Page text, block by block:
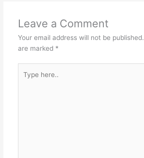
Leave a Comment
Your email address will not be published.
are marked *
here..